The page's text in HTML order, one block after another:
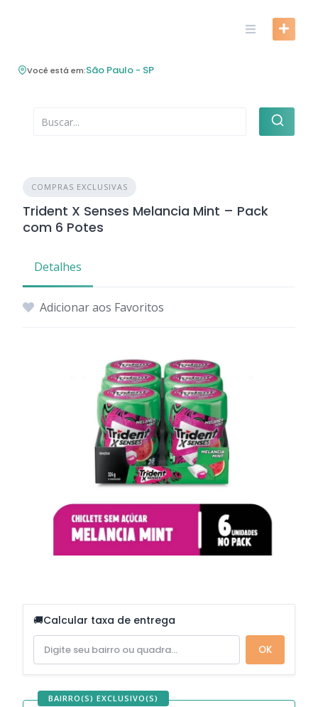
Você está em:São Paulo - SP
COMPRAS EXCLUSIVAS
Trident X Senses Melancia Mint – Pack
com 6 Potes
Detalhes
Adicionar aos Favoritos
🚚Calcular taxa de entrega
OK
BAIRRO(S) EXCLUSIVO(S)